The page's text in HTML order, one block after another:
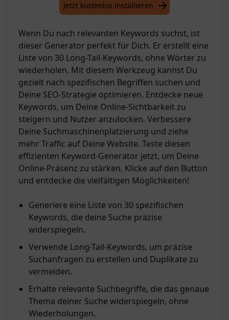
Jetzt kostenlos installieren
Wenn Du nach relevanten Keywords suchst, ist
dieser Generator perfekt für Dich. Er erstellt eine
Liste von 30 Long-Tail-Keywords, ohne Wörter zu
wiederholen. Mit diesem Werkzeug kannst Du
gezielt nach spezifischen Begriffen suchen und
Deine SEO-Strategie optimieren. Entdecke neue
Keywords, um Deine Online-Sichtbarkeit zu
steigern und Nutzer anzulocken. Verbessere
Deine Suchmaschinenplatzierung und ziehe
mehr Traffic auf Deine Website. Teste diesen
effizienten Keyword-Generator jetzt, um Deine
Online-Präsenz zu stärken. Klicke auf den Button
und entdecke die vielfältigen Möglichkeiten!
Generiere eine Liste von 30 spezifischen
Keywords, die deine Suche präzise
widerspiegeln.
Verwende Long-Tail-Keywords, um präzise
Suchanfragen zu erstellen und Duplikate zu
vermeiden.
Erhalte relevante Suchbegriffe, die das genaue
Thema deiner Suche widerspiegeln, ohne
Wiederholungen.